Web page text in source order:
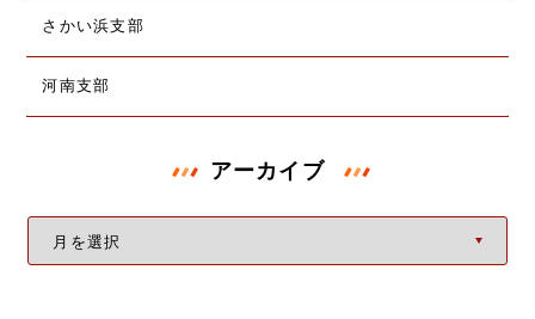
さかい浜支部
河南支部
アーカイブ